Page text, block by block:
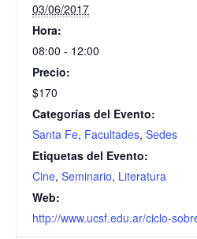
03/06/2017
Hora:
08:00 - 12:00
Precio:
$170
Categorías del Evento:
Santa Fe, Facultades, Sedes
Etiquetas del Evento:
Cine, Seminario, Literatura
Web:
http://www.ucsf.edu.ar/ciclo-